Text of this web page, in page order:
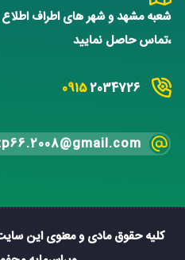
شعبه مشهد و شهر های اطراف
،تماس حاصل نمایید
09152034726
کلیه حقوق مادی و معنوی این